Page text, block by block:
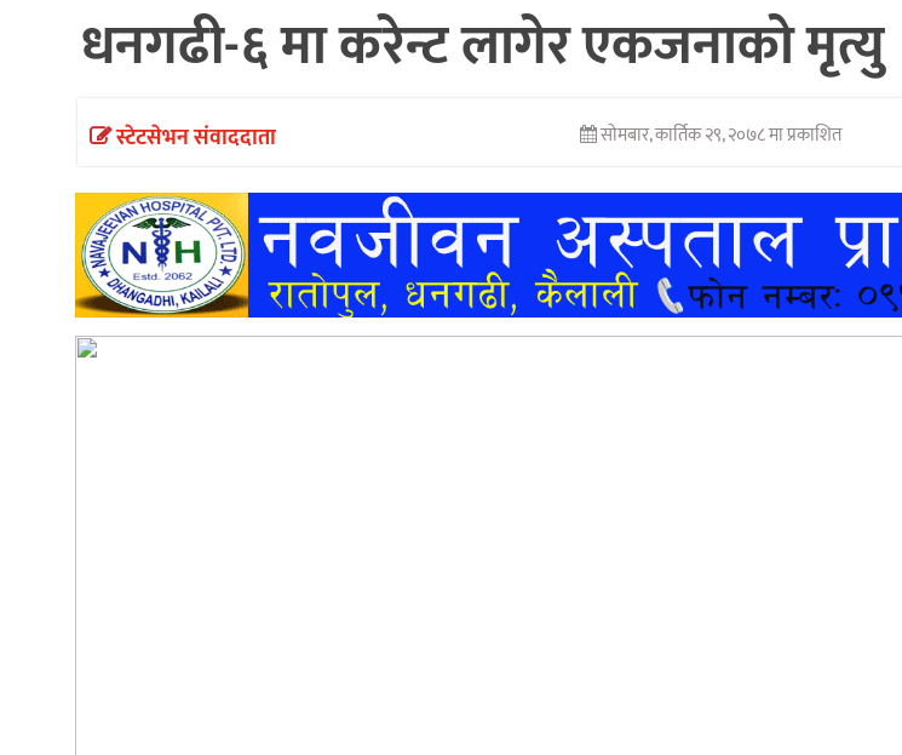
समाचार
अन्तर्वार्ता
खेलकुद
धनगढी-६ मा करेन्ट लागेर एकजनाको मृत्यु
स्टेटसेभन संवाददाता सोमबार, कार्तिक २९, २०७८ मा प्रकाशित